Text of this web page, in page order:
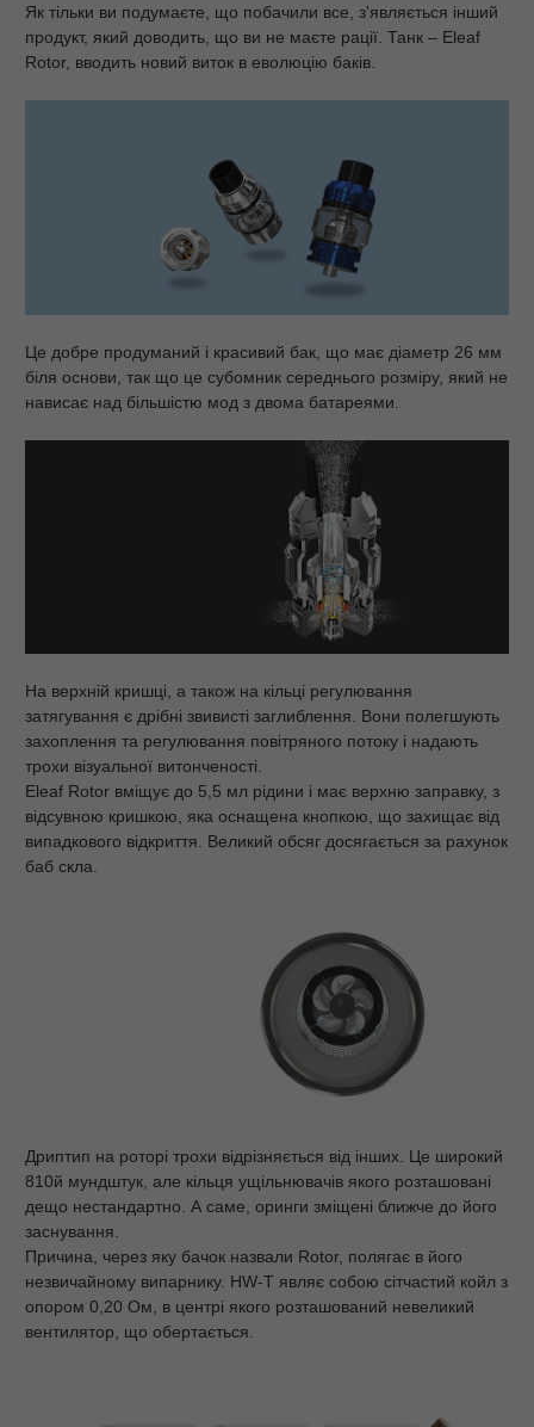
Як тільки ви подумаєте, що побачили все, з'являється інший
продукт, який доводить, що ви не маєте рації. Танк – Eleaf
Rotor, вводить новий виток в еволюцію баків.
Це добре продуманий і красивий бак, що має діаметр 26 мм
біля основи, так що це субомник середнього розміру, який не
нависає над більшістю мод з двома батареями.
На верхній кришці, а також на кільці регулювання
затягування є дрібні звивисті заглиблення. Вони полегшують
захоплення та регулювання повітряного потоку і надають
трохи візуальної витонченості.
Eleaf Rotor вміщує до 5,5 мл рідини і має верхню заправку, з
відсувною кришкою, яка оснащена кнопкою, що захищає від
випадкового відкриття. Великий обсяг досягається за рахунок
баб скла.
Дриптип на роторі трохи відрізняється від інших. Це широкий
810й мундштук, але кільця ущільнювачів якого розташовані
дещо нестандартно. А саме, оринги зміщені ближче до його
заснування.
Причина, через яку бачок назвали Rotor, полягає в його
незвичайному випарнику. HW-T являє собою сітчастий койл з
опором 0,20 Ом, в центрі якого розташований невеликий
вентилятор, що обертається.